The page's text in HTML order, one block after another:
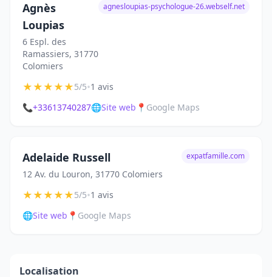
Agnès
Loupias
6 Espl. des
Ramassiers, 31770
Colomiers
agnesloupias-psychologue-26.webself.net
★★★★★5/5•1 avis
📞+33613740287🌐Site web 📍 Google Maps
Adelaide Russell
12 Av. du Louron, 31770 Colomiers
expatfamille.com
★★★★★5/5•1 avis
🌐Site web 📍 Google Maps
Localisation